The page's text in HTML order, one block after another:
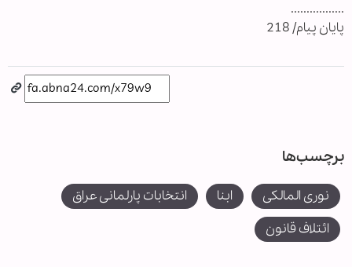
.................
پایان پیام/ 218
برچسب‌ها
نوری المالکی ابنا
انتخابات پارلمانی عراق
ائتلاف قانون